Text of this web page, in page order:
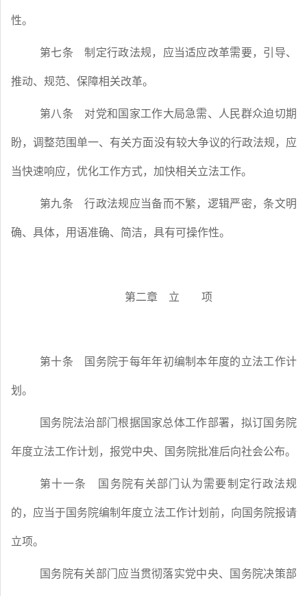
性。
第七条 制定行政法规，应当适应改革需要，引导、
推动、规范、保障相关改革。
第八条 对党和国家工作大局急需、人民群众迫切期
盼，调整范围单一、有关方面没有较大争议的行政法规，应
当快速响应，优化工作方式，加快相关立法工作。
第九条 行政法规应当备而不繁，逻辑严密，条文明
确、具体，用语准确、简洁，具有可操作性。
第二章 立 项
第十条 国务院于每年年初编制本年度的立法工作计
划。
国务院法治部门根据国家总体工作部署，拟订国务院
年度立法工作计划，报党中央、国务院批准后向社会公布。
第十一条 国务院有关部门认为需要制定行政法规
的，应当于国务院编制年度立法工作计划前，向国务院报请
立项。
国务院有关部门应当贯彻落实党中央、国务院决策部